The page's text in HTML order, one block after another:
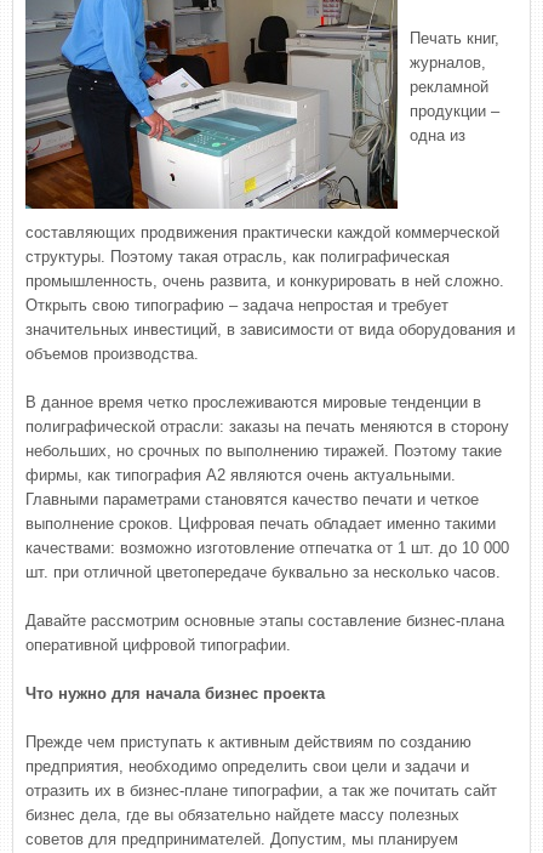
Печать книг,
журналов,
рекламной
продукции –
одна из
составляющих продвижения практически каждой коммерческой
структуры. Поэтому такая отрасль, как полиграфическая
промышленность, очень развита, и конкурировать в ней сложно.
Открыть свою типографию – задача непростая и требует
значительных инвестиций, в зависимости от вида оборудования и
объемов производства.
В данное время четко прослеживаются мировые тенденции в
полиграфической отрасли: заказы на печать меняются в сторону
небольших, но срочных по выполнению тиражей. Поэтому такие
фирмы, как типография А2 являются очень актуальными.
Главными параметрами становятся качество печати и четкое
выполнение сроков. Цифровая печать обладает именно такими
качествами: возможно изготовление отпечатка от 1 шт. до 10 000
шт. при отличной цветопередаче буквально за несколько часов.
Давайте рассмотрим основные этапы составление бизнес-плана
оперативной цифровой типографии.
Что нужно для начала бизнес проекта
Прежде чем приступать к активным действиям по созданию
предприятия, необходимо определить свои цели и задачи и
отразить их в бизнес-плане типографии, а так же почитать сайт
бизнес дела, где вы обязательно найдете массу полезных
советов для предпринимателей. Допустим, мы планируем